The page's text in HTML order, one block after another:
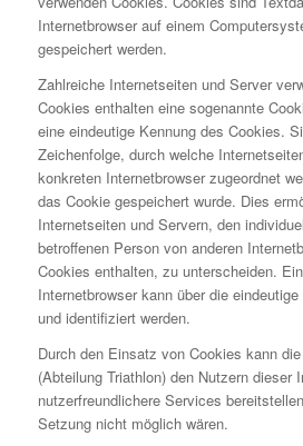
Internetbrowser auf einem
gespeichert werden.
Zahlreiche Internetseiten und Server
Cookies enthalten eine sogenannte
eine eindeutige Kennung des Cookies.
Zeichenfolge, durch welche
konkreten Internetbrowser zugeordnet
das Cookie gespeichert wurde. Dies
Internetseiten und Servern, den
betroffenen Person von anderen
Cookies enthalten, zu unterscheiden.
Internetbrowser kann über die
und identifiziert werden.
Durch den Einsatz von Cookies kann
(Abteilung Triathlon) den Nutzern dieser
nutzerfreundlichere Services
Setzung nicht möglich wären.